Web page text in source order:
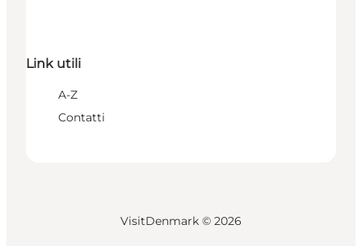
Link utili
A-Z
Contatti
VisitDenmark © 2026